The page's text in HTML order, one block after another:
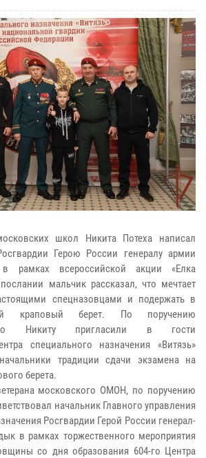
школ Никита Потеха написал
Герою России генералу армии
рамках всероссийской акции «Елка
мальчик рассказал, что мечтает
спецназовцами и подержать в
краповый берет. По поручению
Никиту пригласили в гости
специального назначения «Витязь»
традиции сдачи экзамена на
берета.
московского ОМОН, по поручению
начальник Главного управления
Росгвардии Герой России генерал-
в рамках торжественного мероприятия
со дня образования 604-го Центра